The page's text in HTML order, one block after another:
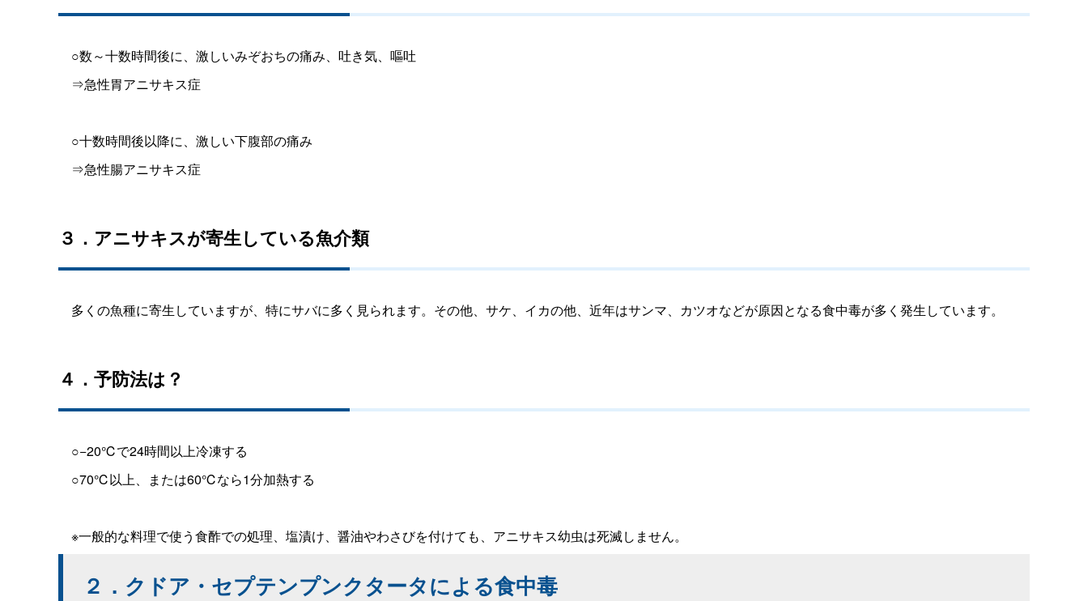
○数～十数時間後に、激しいみぞおちの痛み、吐き気、嘔吐
⇒急性胃アニサキス症
○十数時間後以降に、激しい下腹部の痛み
⇒急性腸アニサキス症
３．アニサキスが寄生している魚介類
多くの魚種に寄生していますが、特にサバに多く見られます。その他、サケ、イカの他、近年はサンマ、カツオなどが原因となる食中毒が多く発生しています。
４．予防法は？
○−20℃で24時間以上冷凍する
○70℃以上、または60℃なら1分加熱する
※一般的な料理で使う食酢での処理、塩漬け、醤油やわさびを付けても、アニサキス幼虫は死滅しません。
２．クドア・セプテンプンクタータによる食中毒